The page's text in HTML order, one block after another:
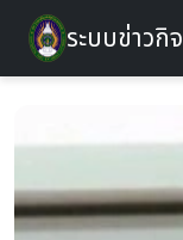
ระบบข่าวกิ